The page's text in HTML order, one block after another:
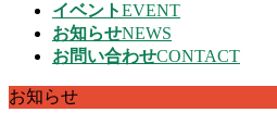
イベントEVENT
お知らせNEWS
お問い合わせCONTACT
お知らせ